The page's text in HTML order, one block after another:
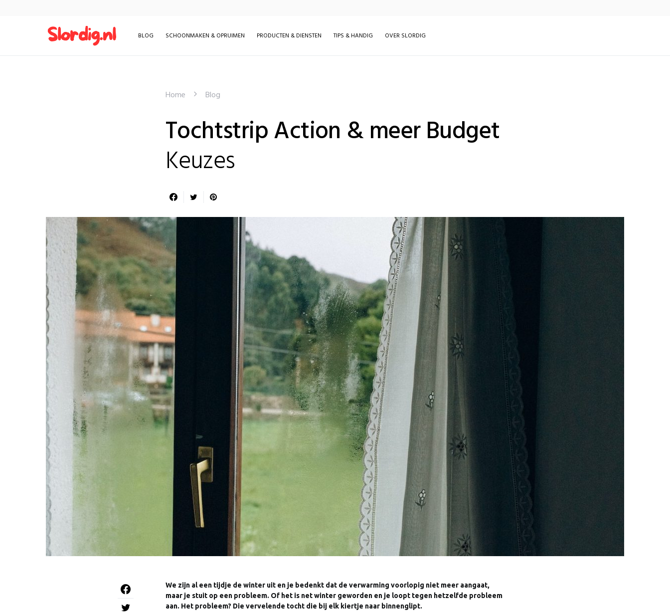
BLOG SCHOONMAKEN & OPRUIMEN PRODUCTEN & DIENSTEN TIPS & HANDIG OVER SLORDIG
Home Blog
Tochtstrip Action & meer Budget
Keuzes
We zijn al een tijdje de winter uit en je bedenkt dat de verwarming voorlopig niet meer aangaat,
maar je stuit op een probleem. Of het is net winter geworden en je loopt tegen hetzelfde probleem
aan. Het probleem? Die vervelende tocht die bij elk kiertje naar binnenglipt.